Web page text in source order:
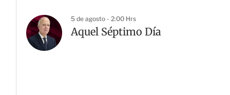
5 de agosto - 2:00 Hrs
Aquel Séptimo Día